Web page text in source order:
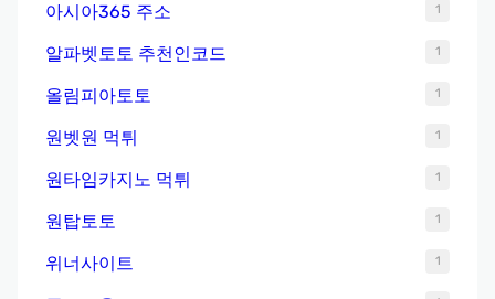
아시아365 주소 1
알파벳토토 추천인코드 1
올림피아토토 1
원벳원 먹튀 1
원타임카지노 먹튀 1
원탑토토 1
위너사이트 1